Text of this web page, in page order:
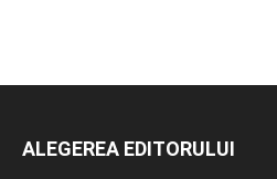
ALEGEREA EDITORULUI